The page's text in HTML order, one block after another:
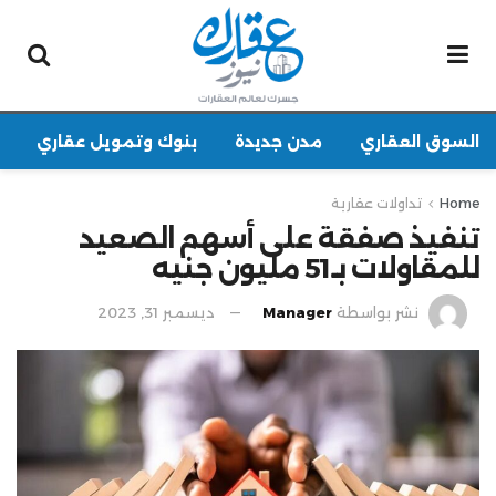
السوق العقاري مدن جديدة بنوك وتمويل عقاري
Home تداولات عقارية
تنفيذ صفقة على أسهم الصعيد
للمقاولات بـ51 مليون جنيه
نشر بواسطة Manager ديسمبر 31, 2023